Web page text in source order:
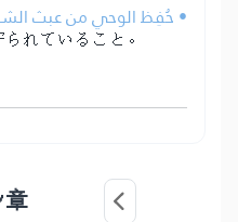
• حُفِظ الوحي من عبث
れていること。